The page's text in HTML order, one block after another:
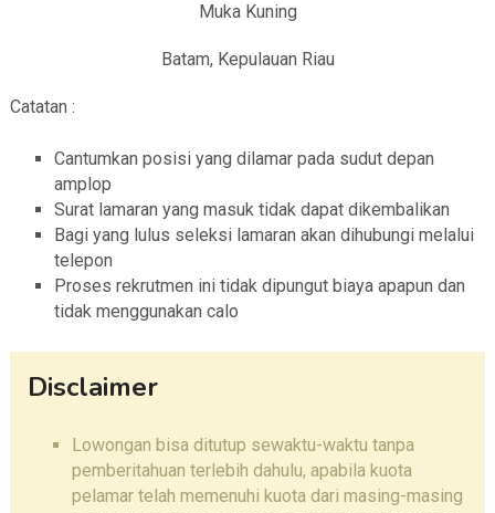
Muka Kuning
Batam, Kepulauan Riau
Catatan :
Cantumkan posisi yang dilamar pada sudut depan
amplop
Surat lamaran yang masuk tidak dapat dikembalikan
Bagi yang lulus seleksi lamaran akan dihubungi melalui
telepon
Proses rekrutmen ini tidak dipungut biaya apapun dan
tidak menggunakan calo
Disclaimer
Lowongan bisa ditutup sewaktu-waktu tanpa
pemberitahuan terlebih dahulu, apabila kuota
pelamar telah memenuhi kuota dari masing-masing